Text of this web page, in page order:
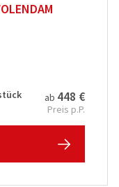
ab 448 €
Preis p.P.